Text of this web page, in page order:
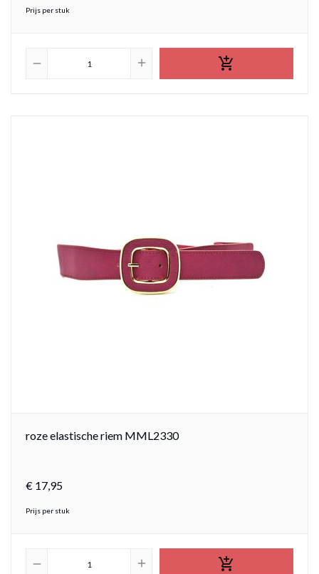
Prijs per stuk
remove add 
roze elastische riem MML2330
€ 17,95
Prijs per stuk
remove add 